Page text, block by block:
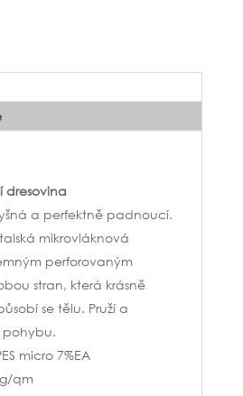
dresovina
a perfektně padnoucí.
mikrovláknová
perforovaným
stran, která krásně
se tělu. Pruží a
pohybu.
micro 7%EA
qm